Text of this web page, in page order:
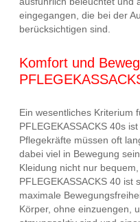
eingegangen, die bei der
berücksichtigen sind.
Komfort und
Ein wesentliches Kriterium
PFLEGEKASSACKS 40s
Pflegekräfte müssen oft
dabei viel in Bewegung
Kleidung nicht nur
PFLEGEKASSACKS 40 ist
maximale
Körper, ohne einzuengen,